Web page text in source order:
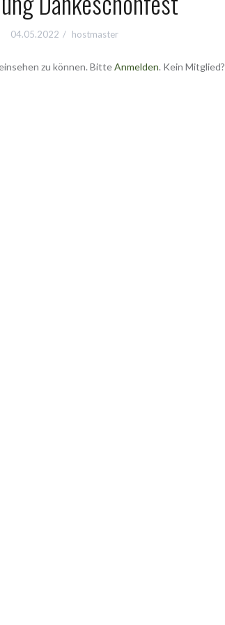
04.05.2022 hostmaster
zu können. BitteAnmelden. Kein Mitglied?